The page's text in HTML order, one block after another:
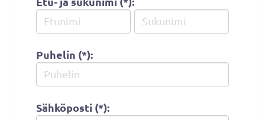
Puhelin (*):
Sähköposti (*):